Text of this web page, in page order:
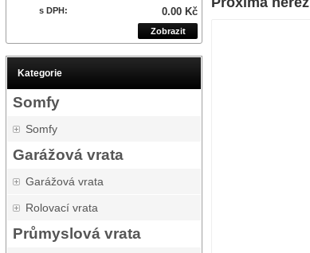
s DPH: 0.00 Kč
Zobrazit
Kategorie
Somfy
Somfy
Garážová vrata
Garážová vrata
Rolovací vrata
Průmyslová vrata